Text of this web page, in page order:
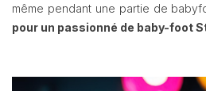
même pendant une partie de
pour un passionné de baby-foot